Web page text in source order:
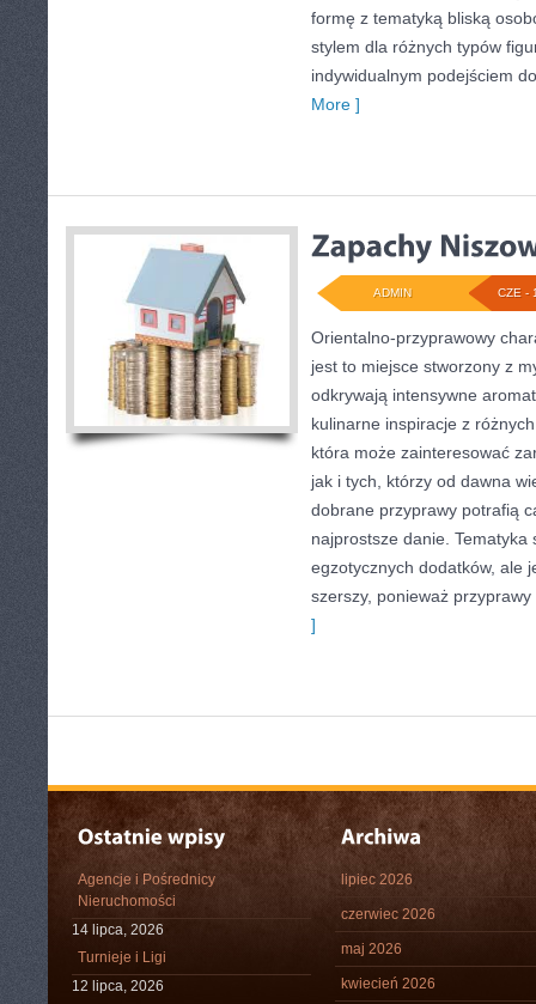
formę z tematyką bliską
stylem dla różnych typów
indywidualnym podejściem
More ]
CZE -
ADMIN
Orientalno-przyprawowy
jest to miejsce stworzony z
odkrywają intensywne
kulinarne inspiracje z
która może zainteresować
jak i tych, którzy od dawna
dobrane przyprawy potrafią
najprostsze danie. Tematyka
egzotycznych dodatków, ale
szerszy, ponieważ
]
Agencje i Pośrednicy
Nieruchomości
14 lipca, 2026
Turnieje i Ligi
12 lipca, 2026
lipiec 2026
czerwiec 2026
maj 2026
kwiecień 2026